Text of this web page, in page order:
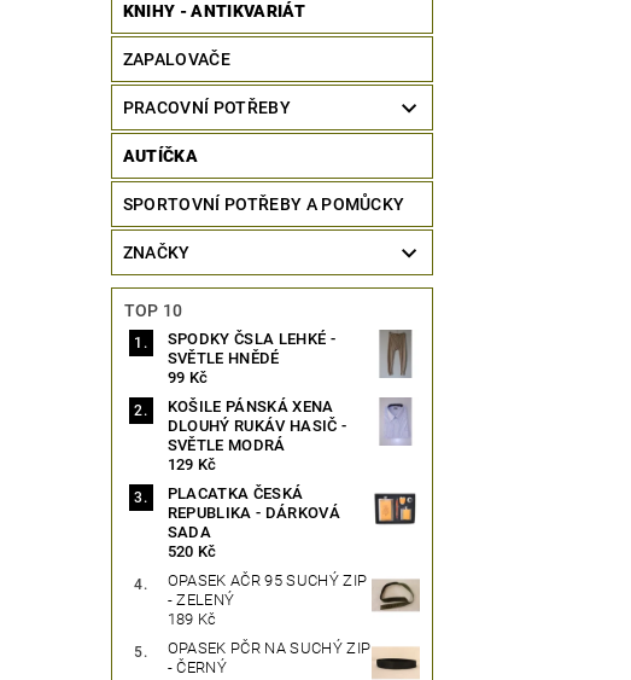
KNIHY - ANTIKVARIÁT
ZAPALOVAČE
PRACOVNÍ POTŘEBY
AUTÍČKA
SPORTOVNÍ POTŘEBY A POMŮCKY
ZNAČKY
TOP 10
SPODKY ČSLA LEHKÉ -
SVĚTLE HNĚDÉ
99 Kč
KOŠILE PÁNSKÁ XENA
DLOUHÝ RUKÁV HASIČ -
SVĚTLE MODRÁ
129 Kč
PLACATKA ČESKÁ
REPUBLIKA - DÁRKOVÁ
SADA
520 Kč
OPASEK AČR 95 SUCHÝ ZIP
- ZELENÝ
189 Kč
OPASEK PČR NA SUCHÝ ZIP
- ČERNÝ